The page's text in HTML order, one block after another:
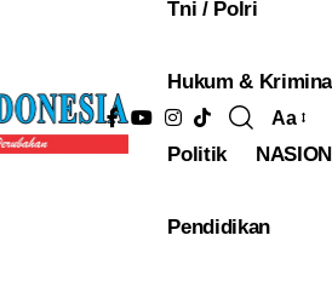
Tni / Polri
Hukum &
Politik
Pendidikan
Ukuran
Aa